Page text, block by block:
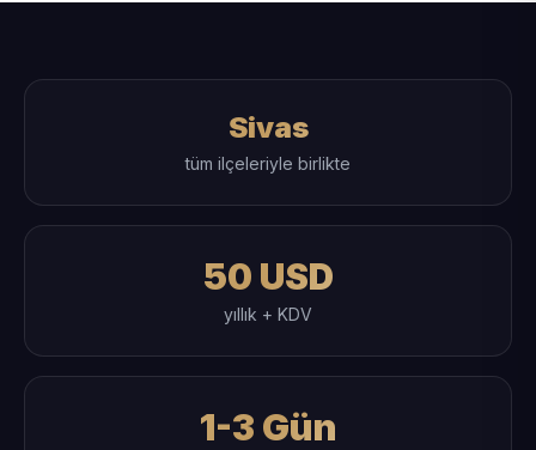
Sivas
tüm ilçeleriyle birlikte
50 USD
yıllık + KDV
1-3 Gün